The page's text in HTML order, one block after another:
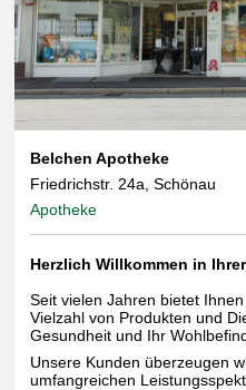
Belchen Apotheke
Friedrichstr. 24a, Schönau
Apotheke
Herzlich Willkommen in
Seit vielen Jahren bietet
Vielzahl von Produkten und
Gesundheit und Ihr
Unsere Kunden überzeugen
umfangreichen